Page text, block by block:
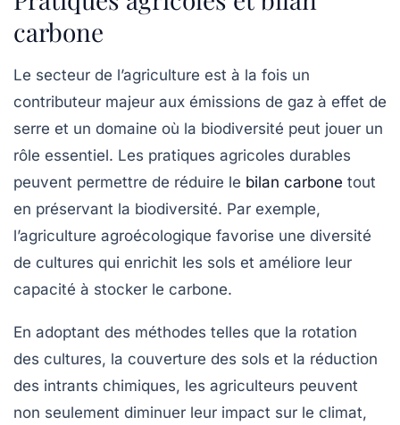
carbone
Le secteur de l’agriculture est à la fois un
contributeur majeur aux émissions de gaz à effet de
serre et un domaine où la biodiversité peut jouer un
rôle essentiel. Les pratiques agricoles durables
peuvent permettre de réduire le bilan carbone tout
en préservant la biodiversité. Par exemple,
l’agriculture agroécologique favorise une diversité
de cultures qui enrichit les sols et améliore leur
capacité à stocker le carbone.
En adoptant des méthodes telles que la rotation
des cultures, la couverture des sols et la réduction
des intrants chimiques, les agriculteurs peuvent
non seulement diminuer leur impact sur le climat,